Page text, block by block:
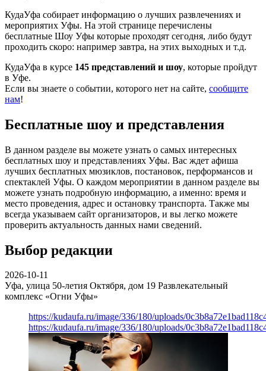
КудаУфа собирает информацию о лучших развлечениях и
мероприятих Уфы. На этой странице перечислены
бесплатные Шоу Уфы которые проходят сегодня, либо будут
проходить скоро: например завтра, на этих выходных и т.д.
КудаУфа в курсе 145 представлений и шоу, которые пройдут
в Уфе.
Если вы знаете о событии, которого нет на сайте, сообщите
нам!
Бесплатные шоу и представления
В данном разделе вы можете узнать о самых интересных
бесплатных шоу и представлениях Уфы. Вас ждет афиша
лучших бесплатных мюзиклов, постановок, перформансов и
спектаклей Уфы. О каждом мероприятии в данном разделе вы
можете узнать подробную информацию, а именно: время и
место проведения, адрес и остановку транспорта. Также мы
всегда указываем сайт организаторов, и вы легко можете
проверить актуальность данных нами сведений.
Выбор редакции
2026-10-11
Уфа, улица 50-летия Октября, дом 19 Развлекательный
комплекс «Огни Уфы»
https://kudaufa.ru/image/336/180/uploads/
https://kudaufa.ru/image/336/180/uploads/